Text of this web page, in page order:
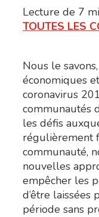
Lecture de 7
TOUTES LES
Nous le
économiques
coronavirus
communautés
les défis
régulièrement
communauté,
nouvelles
empêcher les
d’être laissées
période sans